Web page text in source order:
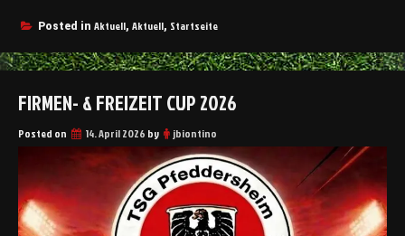
o
v
r
a
u
f
r
Posted in Aktuell, Aktuell, Startseite
FIRMEN- & FREIZEIT CUP 2026
Posted on 14. April 2026 by jbiontino